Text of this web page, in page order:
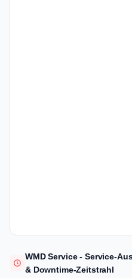
WMD Service - Service-
& Downtime-Zeitstrahl